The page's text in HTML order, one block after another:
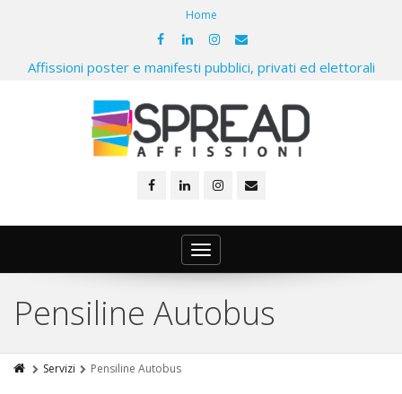
Home
Affissioni poster e manifesti pubblici, privati ed elettorali
Toggle
navigation
Pensiline Autobus
Servizi Pensiline Autobus